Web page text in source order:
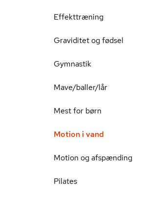
Effekttræning
Graviditet og fødsel
Gymnastik
Mave/baller/lår
Mest for børn
Motion i vand
Motion og afspænding
Pilates